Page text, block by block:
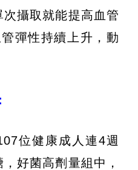
攝取就能提高血管
彈性持續上升，動
位健康成人連4週
好菌高劑量組中，